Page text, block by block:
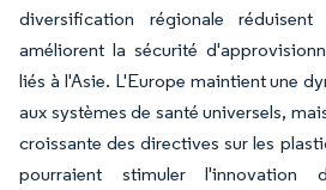
diversification régionale
améliorent la sécurité
liés à l'Asie. L'Europe maintient une
aux systèmes de santé universels,
croissante des directives sur les
pourraient stimuler